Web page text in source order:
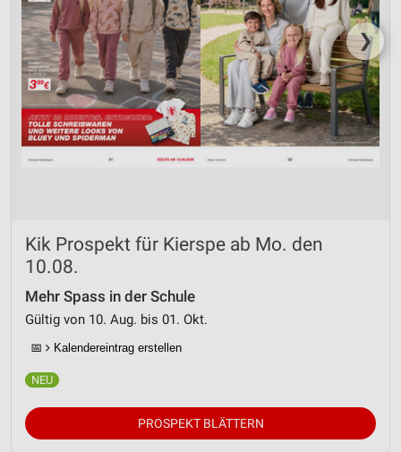
❯
Kik Prospekt für Kierspe ab Mo. den
10.08.
Mehr Spass in der Schule
Gültig von 10. Aug. bis 01. Okt.
📅 Kalendereintrag erstellen
PROSPEKT BLÄTTERN